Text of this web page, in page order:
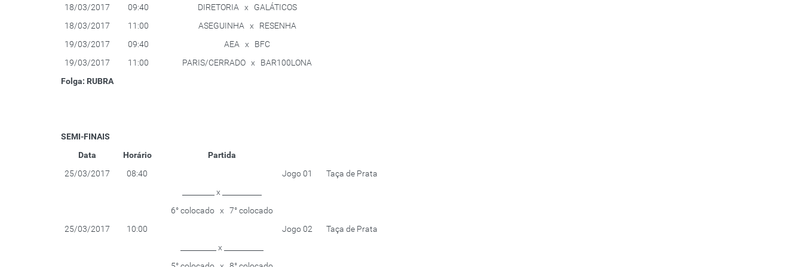
18/03/2017
09:40
DIRETORIA x GALÁTICOS
18/03/2017
11:00
ASEGUINHA x RESENHA
19/03/2017
09:40
AEA x BFC
19/03/2017
11:00
PARIS/CERRADO x BAR100LONA
Folga: RUBRA
SEMI-FINAIS
Data
Horário
Partida
25/03/2017
08:40
_________ x ___________
6° colocado x 7° colocado
Jogo 01 Taça de Prata
25/03/2017
10:00
__________ x ___________
Jogo 02 Taça de Prata